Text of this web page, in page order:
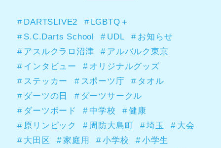
DARTSLIVE2
LGBTQ＋
S.C.Darts School
UDL
お知らせ
アスルクラロ沼津
アルバルク東京
インタビュー
オリジナルグッズ
ステッカー
スポーツ庁
タオル
ダーツの日
ダーツサークル
ダーツボード
中学校
健康
原リンピック
周防大島町 埼玉
大会
大田区
家庭用 小学校
小学生